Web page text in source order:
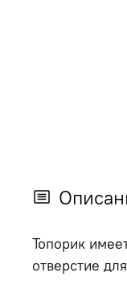
Топорик
отверстие